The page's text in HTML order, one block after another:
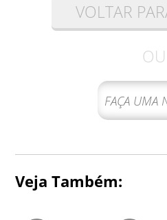
VOLTAR
OU
Veja Também: